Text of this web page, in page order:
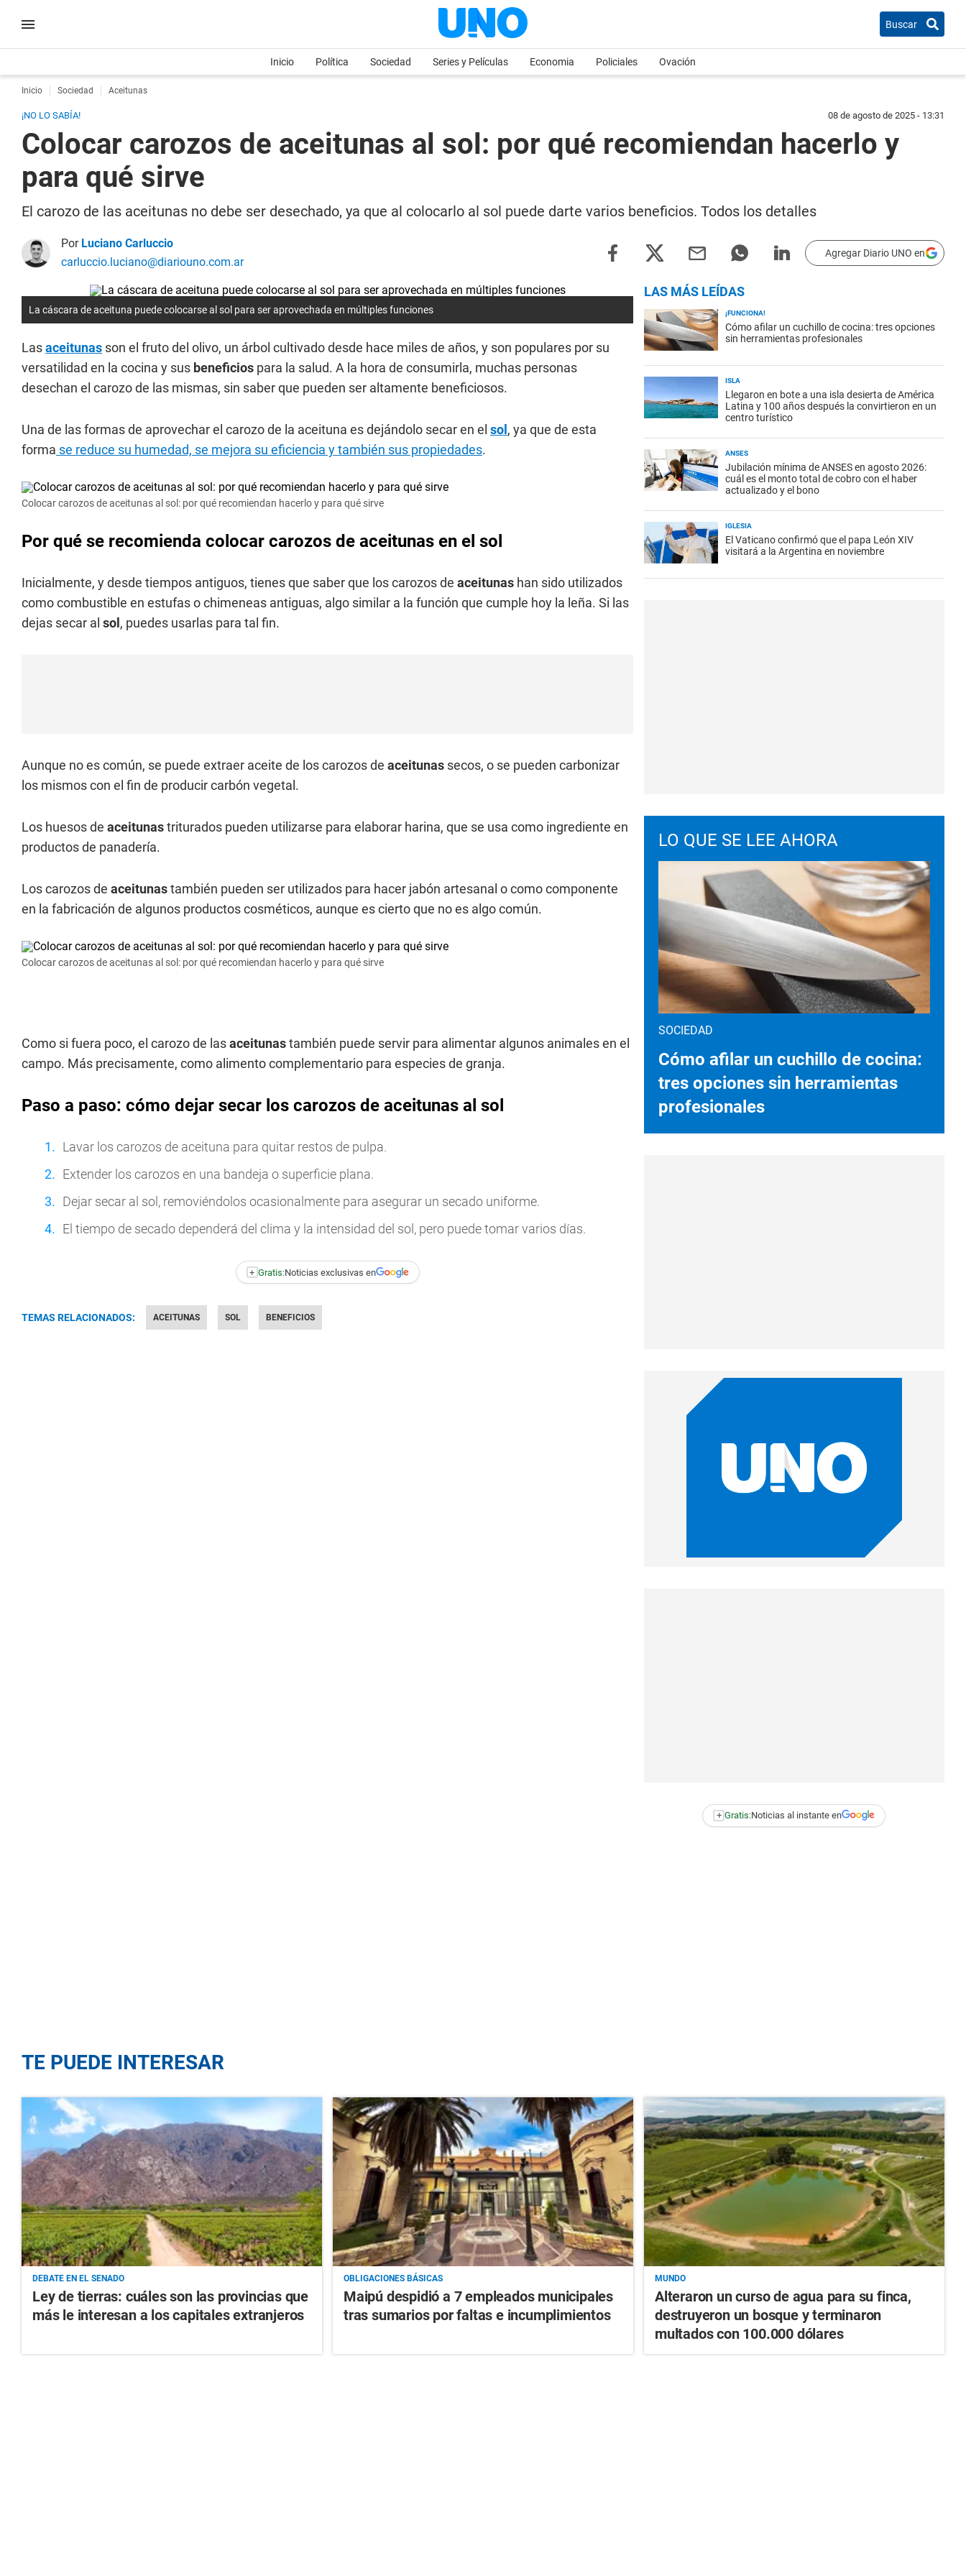
Buscar
Inicio Política Sociedad Series y Películas Economia Policiales Ovación
Inicio Sociedad Aceitunas
¡NO LO SABÍA! 08 de agosto de 2025 - 13:31
Colocar carozos de aceitunas al sol: por qué recomiendan hacerlo y
para qué sirve
El carozo de las aceitunas no debe ser desechado, ya que al colocarlo al sol puede darte varios beneficios. Todos los detalles
Por Luciano Carluccio
carluccio.luciano@diariouno.com.ar
Agregar Diario UNO en
La cáscara de aceituna puede colocarse al sol para ser aprovechada en múltiples funciones
Lasaceitunas son el fruto del olivo, un árbol cultivado desde hace miles de años, y son populares por su
versatilidad en la cocina y sus beneficios para la salud. A la hora de consumirla, muchas personas
desechan el carozo de las mismas, sin saber que pueden ser altamente beneficiosos.
Una de las formas de aprovechar el carozo de la aceituna es dejándolo secar en el sol , ya que de esta
forma se reduce su humedad, se mejora su eficiencia y también sus propiedades.
Colocar carozos de aceitunas al sol: por qué recomiendan hacerlo y para qué sirve
Por qué se recomienda colocar carozos de aceitunas en el sol
Inicialmente, y desde tiempos antiguos, tienes que saber que los carozos de aceitunas han sido utilizados
como combustible en estufas o chimeneas antiguas, algo similar a la función que cumple hoy la leña. Si las
dejas secar al sol , puedes usarlas para tal fin.
Aunque no es común, se puede extraer aceite de los carozos de aceitunas secos, o se pueden carbonizar
los mismos con el fin de producir carbón vegetal.
Los huesos de aceitunastriturados pueden utilizarse para elaborar harina, que se usa como ingrediente en
productos de panadería.
Los carozos de aceitunastambién pueden ser utilizados para hacer jabón artesanal o como componente
en la fabricación de algunos productos cosméticos, aunque es cierto que no es algo común.
Colocar carozos de aceitunas al sol: por qué recomiendan hacerlo y para qué sirve
Como si fuera poco, el carozo de lasaceitunastambién puede servir para alimentar algunos animales en el
campo. Más precisamente, como alimento complementario para especies de granja.
Paso a paso: cómo dejar secar los carozos de aceitunas al sol
Lavar los carozos de aceituna para quitar restos de pulpa.
Extender los carozos en una bandeja o superficie plana.
Dejar secar al sol, removiéndolos ocasionalmente para asegurar un secado uniforme.
El tiempo de secado dependerá del clima y la intensidad del sol, pero puede tomar varios días.
+ Gratis:Noticias exclusivas en
TEMAS RELACIONADOS: ACEITUNAS SOL BENEFICIOS
LAS MÁS LEÍDAS
¡FUNCIONA!
Cómo afilar un cuchillo de cocina: tres opciones
sin herramientas profesionales
ISLA
Llegaron en bote a una isla desierta de América
Latina y 100 años después la convirtieron en un
centro turístico
ANSES
Jubilación mínima de ANSES en agosto 2026:
cuál es el monto total de cobro con el haber
actualizado y el bono
IGLESIA
El Vaticano confirmó que el papa León XIV
visitará a la Argentina en noviembre
LO QUE SE LEE AHORA
SOCIEDAD
Cómo afilar un cuchillo de cocina:
tres opciones sin herramientas
profesionales
+ Gratis:Noticias al instante en
TE PUEDE INTERESAR
DEBATE EN EL SENADO
Ley de tierras: cuáles son las provincias que
más le interesan a los capitales extranjeros
OBLIGACIONES BÁSICAS
Maipú despidió a 7 empleados municipales
tras sumarios por faltas e incumplimientos
MUNDO
Alteraron un curso de agua para su finca,
destruyeron un bosque y terminaron
multados con 100.000 dólares